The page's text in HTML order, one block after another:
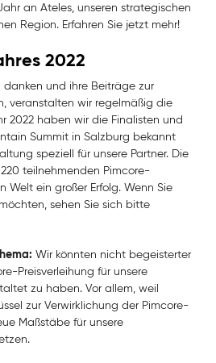
an Ateles, unseren strategischen
Region. Erfahren Sie jetzt mehr!
2022
danken und ihre Beiträge zur
veranstalten wir regelmäßig die
2022 haben wir die Finalisten und
Summit in Salzburg bekannt
speziell für unsere Partner. Die
teilnehmenden Pimcore-
Welt ein großer Erfolg. Wenn Sie
sehen Sie sich bitte
Wir könnten nicht begeisterter
Preisverleihung für unsere
zu haben. Vor allem, weil
zur Verwirklichung der Pimcore-
Maßstäbe für unsere